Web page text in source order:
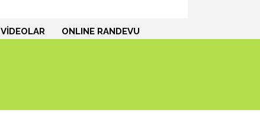
VİDEOLAR ONLINE RANDEVU